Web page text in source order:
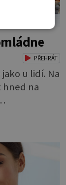
PŘEHRÁT
u lidí. Na
na
staršího
péče